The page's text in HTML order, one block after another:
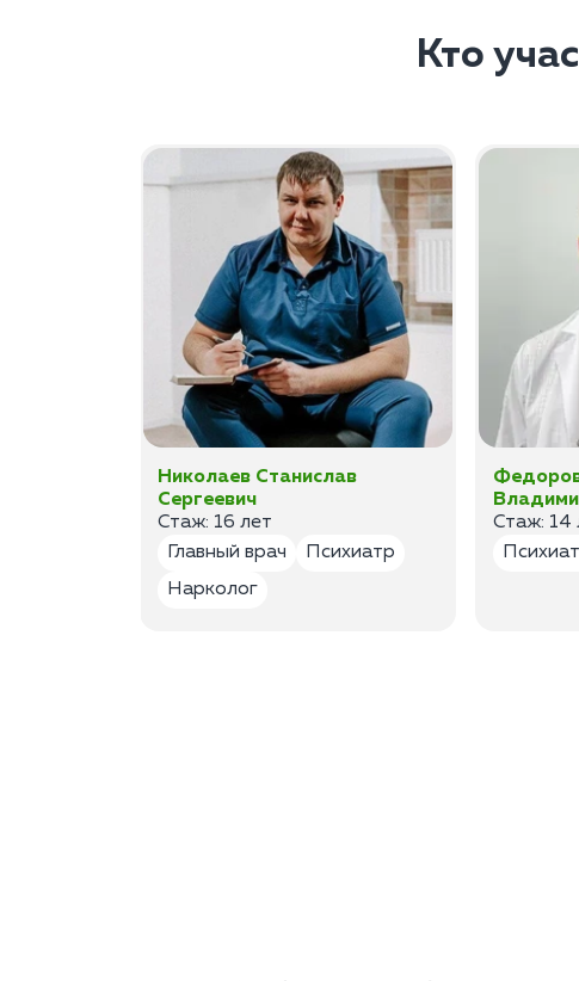
Кто
Николаев Станислав
Сергеевич
Стаж: 16 лет
Главный врач
Психиатр
Нарколог
Стаж: 14